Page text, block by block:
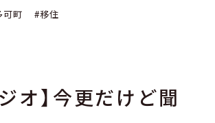
可町 #移住
オ】今更だけど聞